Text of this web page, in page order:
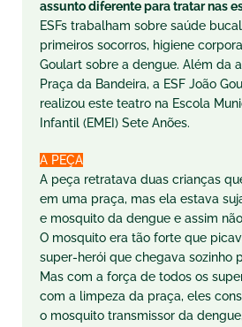
assunto diferente para tratar nas
ESFs trabalham sobre saúde
primeiros socorros, higiene
Goulart sobre a dengue. Além da
Praça da Bandeira, a ESF João
realizou este teatro na Escola
Infantil (EMEI) Sete Anões.
A PEÇA
A peça retratava duas crianças
em uma praça, mas ela estava
e mosquito da dengue e assim
O mosquito era tão forte que
super-herói que chegava sozinho
Mas com a força de todos os
com a limpeza da praça, eles
o mosquito transmissor da